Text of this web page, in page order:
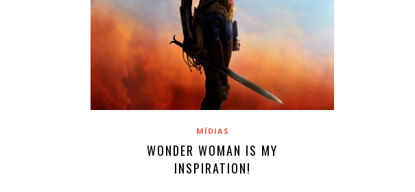
MÍDIAS
WONDER WOMAN IS MY
INSPIRATION!